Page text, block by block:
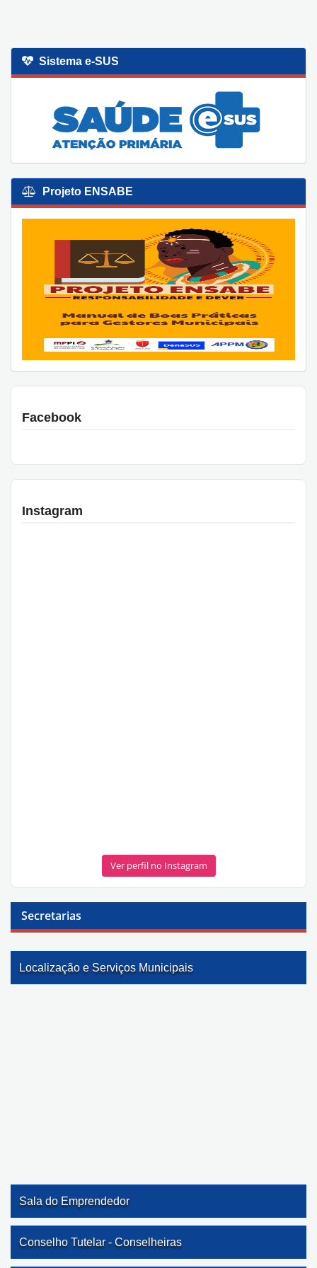
Sistema e-SUS
Projeto ENSABE
Facebook
Instagram
Ver perfil no Instagram
Secretarias
Localização e Serviços Municipais
Sala do Emprendedor
LINA MAURA MARCOS DOS SANTOS
Rua Izidório Gomes, S/Nº - Centro, Baixa Grande do
Conselho Tutelar - Conselheiras